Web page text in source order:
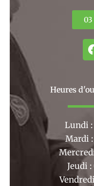
03
Heures
Lundi :
Mardi
Jeudi